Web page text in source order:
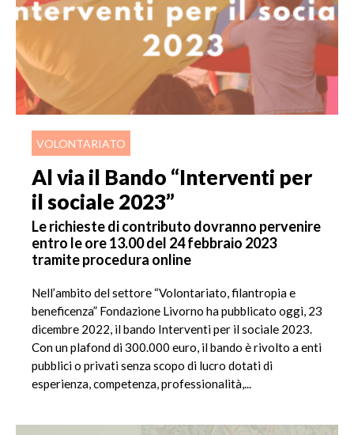
VOLONTARIATO
Al via il Bando “Interventi per
il sociale 2023”
Le richieste di contributo dovranno pervenire
entro le ore 13.00 del 24 febbraio 2023
tramite procedura online
Nell’ambito del settore “Volontariato, filantropia e
beneficenza” Fondazione Livorno ha pubblicato oggi, 23
dicembre 2022, il bando Interventi per il sociale 2023.
Con un plafond di 300.000 euro, il bando è rivolto a enti
pubblici o privati senza scopo di lucro dotati di
esperienza, competenza, professionalità,...